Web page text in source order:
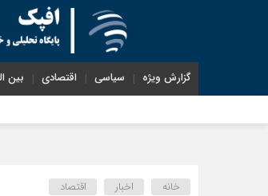
گزارش ویژه سیاسی اقتصادی بین
خانه اخبار اقتصاد